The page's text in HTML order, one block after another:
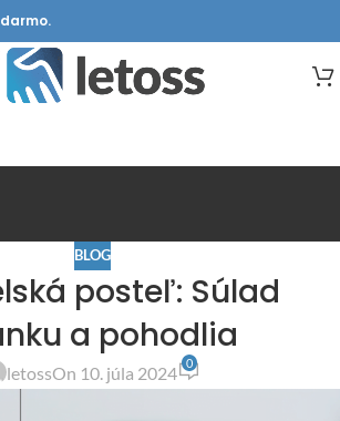
BLOG
posteľ: Súlad
a pohodlia
letossOn 10. júla 2024 0